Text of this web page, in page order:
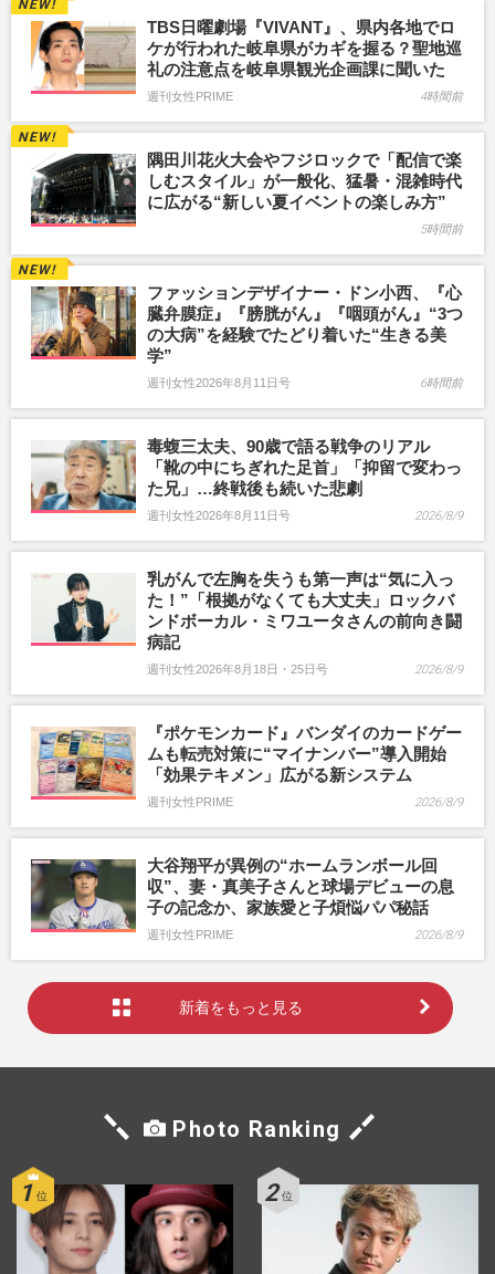
TBS日曜劇場『VIVANT』、県内各地でロ
ケが行われた岐阜県がカギを握る？聖地巡
礼の注意点を岐阜県観光企画課に聞いた
週刊女性PRIME 4時間前
隅田川花火大会やフジロックで「配信で楽
しむスタイル」が一般化、猛暑・混雑時代
に広がる“新しい夏イベントの楽しみ方”
5時間前
ファッションデザイナー・ドン小西、『心
臓弁膜症』『膀胱がん』『咽頭がん』“3つ
の大病”を経験でたどり着いた“生きる美
学”
週刊女性2026年8月11日号 6時間前
毒蝮三太夫、90歳で語る戦争のリアル
「靴の中にちぎれた足首」「抑留で変わっ
た兄」…終戦後も続いた悲劇
週刊女性2026年8月11日号 2026/8/9
乳がんで左胸を失うも第一声は“気に入っ
た！”「根拠がなくても大丈夫」ロックバ
ンドボーカル・ミワユータさんの前向き闘
病記
週刊女性2026年8月18日・25日号 2026/8/9
『ポケモンカード』バンダイのカードゲー
ムも転売対策に“マイナンバー”導入開始
「効果テキメン」広がる新システム
週刊女性PRIME 2026/8/9
大谷翔平が異例の“ホームランボール回
収”、妻・真美子さんと球場デビューの息
子の記念か、家族愛と子煩悩パパ秘話
週刊女性PRIME 2026/8/9
新着をもっと見る
Photo Ranking